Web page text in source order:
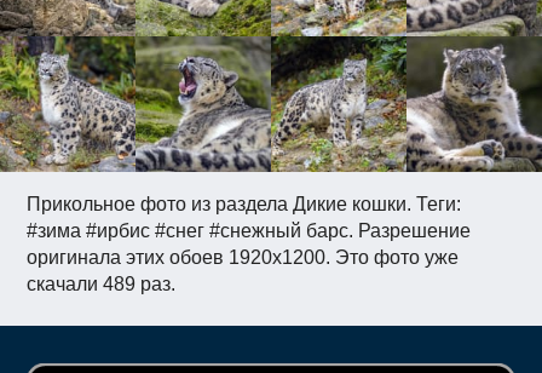
Прикольное фото из раздела Дикие кошки. Теги:
#зима #ирбис #снег #снежный барс. Разрешение
оригинала этих обоев 1920x1200. Это фото уже
скачали 489 раз.